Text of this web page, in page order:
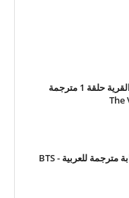
برنامج بارك بوغوم حلاق القرية حلقة 1 مترجمة
الحلقة 1 من بتس في الغابة مترجمة للعربية - BTS